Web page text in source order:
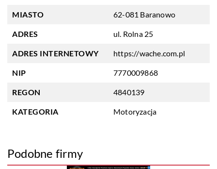
MIASTO 62-081 Baranowo
ADRES ul. Rolna 25
ADRES INTERNETOWY https://wache.com.pl
NIP 7770009868
REGON 4840139
KATEGORIA Motoryzacja
Podobne firmy